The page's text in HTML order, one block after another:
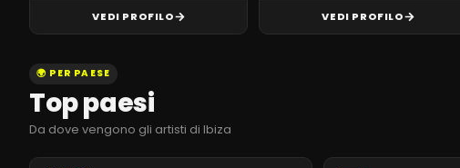
VEDI PROFILO VEDI PROFILO
🌍 PER PAESE
Top paesi
Da dove vengono gli artisti di Ibiza